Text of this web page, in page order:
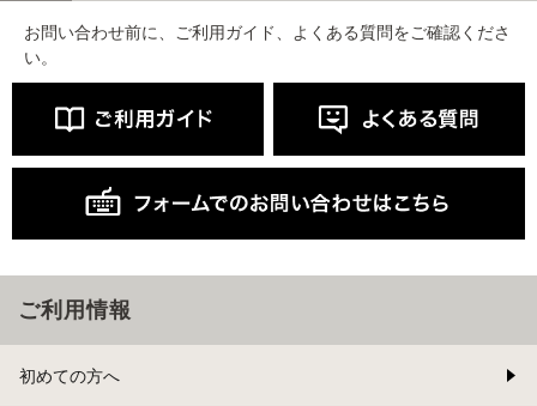
お問い合わせ前に、ご利用ガイド、よくある質問をご確認くださ
い。
ご利用情報
初めての方へ